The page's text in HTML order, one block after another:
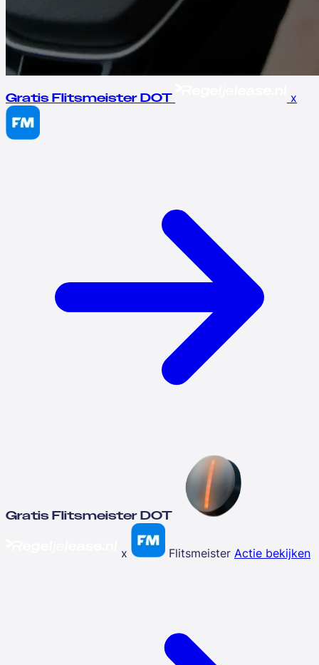
Gratis Flitsmeister DOT x
Gratis Flitsmeister DOT
x Flitsmeister Actie bekijken